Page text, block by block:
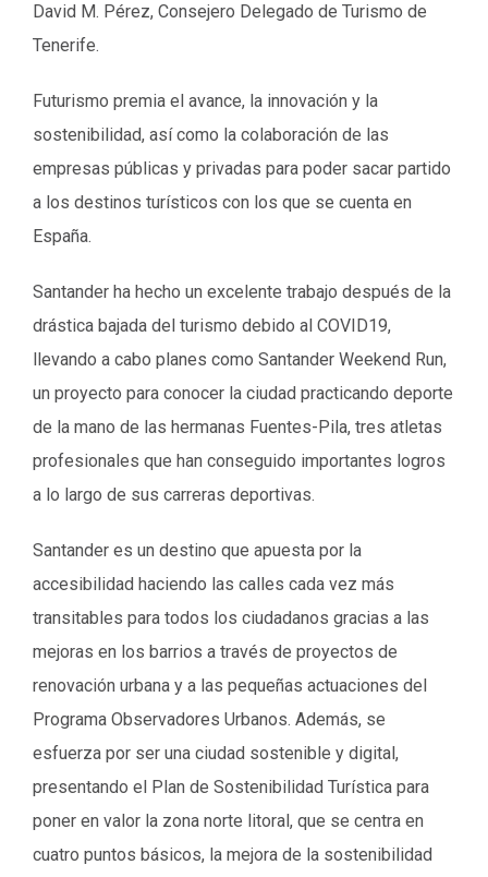
David M. Pérez, Consejero Delegado de Turismo de
Tenerife.
Futurismo premia el avance, la innovación y la
sostenibilidad, así como la colaboración de las
empresas públicas y privadas para poder sacar partido
a los destinos turísticos con los que se cuenta en
España.
Santander ha hecho un excelente trabajo después de la
drástica bajada del turismo debido al COVID19,
llevando a cabo planes como Santander Weekend Run,
un proyecto para conocer la ciudad practicando deporte
de la mano de las hermanas Fuentes-Pila, tres atletas
profesionales que han conseguido importantes logros
a lo largo de sus carreras deportivas.
Santander es un destino que apuesta por la
accesibilidad haciendo las calles cada vez más
transitables para todos los ciudadanos gracias a las
mejoras en los barrios a través de proyectos de
renovación urbana y a las pequeñas actuaciones del
Programa Observadores Urbanos. Además, se
esfuerza por ser una ciudad sostenible y digital,
presentando el Plan de Sostenibilidad Turística para
poner en valor la zona norte litoral, que se centra en
cuatro puntos básicos, la mejora de la sostenibilidad